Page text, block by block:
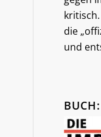
die
und